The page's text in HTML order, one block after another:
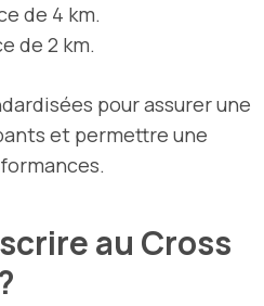
de 4 km.
de 2 km.
pour assurer une
et permettre une
au Cross